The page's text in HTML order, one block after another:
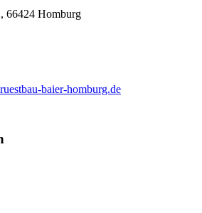
66424 Homburg
baier-homburg.de